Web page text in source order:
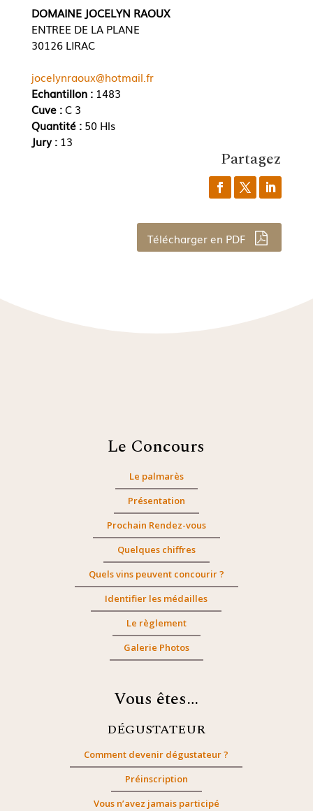
DOMAINE JOCELYN RAOUX
ENTREE DE LA PLANE
30126 LIRAC
jocelynraoux@hotmail.fr
Echantillon :1483
Cuve :C 3
Quantité : 50 Hls
Jury : 13
Partagez
Télécharger en PDF
Le Concours
Le palmarès
Présentation
Prochain Rendez-vous
Quelques chiffres
Quels vins peuvent concourir ?
Identifier les médailles
Le règlement
Galerie Photos
Vous êtes…
DÉGUSTATEUR
Comment devenir dégustateur ?
Préinscription
Vous n’avez jamais participé